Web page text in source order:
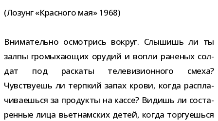
(Лозунг «Красного мая» 1968)
Внимательно осмот­рись вокруг. Слышишь ли ты
залпы гро­мы­ха­ю­щих ору­дий и вопли ране­ных сол­
дат под рас­каты теле­ви­зи­он­ного смеха?
Чувствуешь ли терп­кий запах крови, когда рас­пла­
чи­ва­ешься за про­дукты на кассе? Видишь ли соста­
рен­ные лица вьет­нам­ских детей, когда тор­гу­ешься